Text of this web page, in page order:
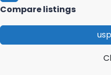
Compare listings